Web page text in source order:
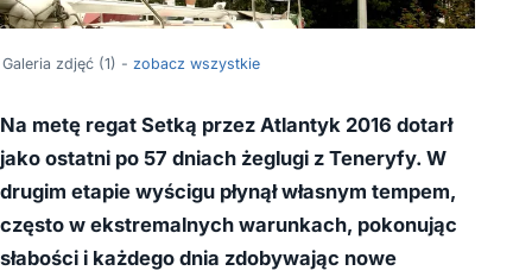
Galeria zdjęć (1) - zobacz wszystkie
Na metę regat Setką przez Atlantyk 2016 dotarł
jako ostatni po 57 dniach żeglugi z Teneryfy. W
drugim etapie wyścigu płynął własnym tempem,
często w ekstremalnych warunkach, pokonując
słabości i każdego dnia zdobywając nowe